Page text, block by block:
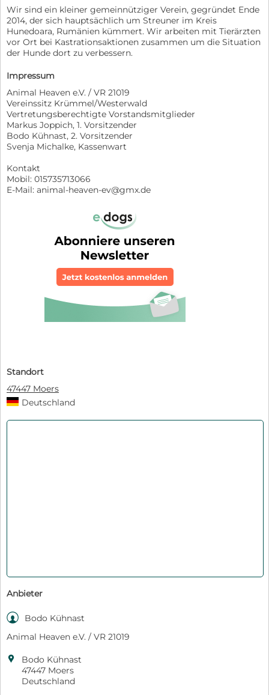
Wir sind ein kleiner gemeinnütziger Verein, gegründet Ende
2014, der sich hauptsächlich um Streuner im Kreis
Hunedoara, Rumänien kümmert. Wir arbeiten mit Tierärzten
vor Ort bei Kastrationsaktionen zusammen um die Situation
der Hunde dort zu verbessern.
Impressum
Animal Heaven e.V. / VR 21019
Vereinssitz Krümmel/Westerwald
Vertretungsberechtigte Vorstandsmitglieder
Markus Joppich, 1. Vorsitzender
Bodo Kühnast, 2. Vorsitzender
Svenja Michalke, Kassenwart
Kontakt
Mobil: 015735713066
E-Mail: animal-heaven-ev@gmx.de
Standort
47447 Moers
Deutschland
Anbieter

Bodo Kühnast
Animal Heaven e.V. / VR 21019

Bodo Kühnast
47447 Moers
Deutschland